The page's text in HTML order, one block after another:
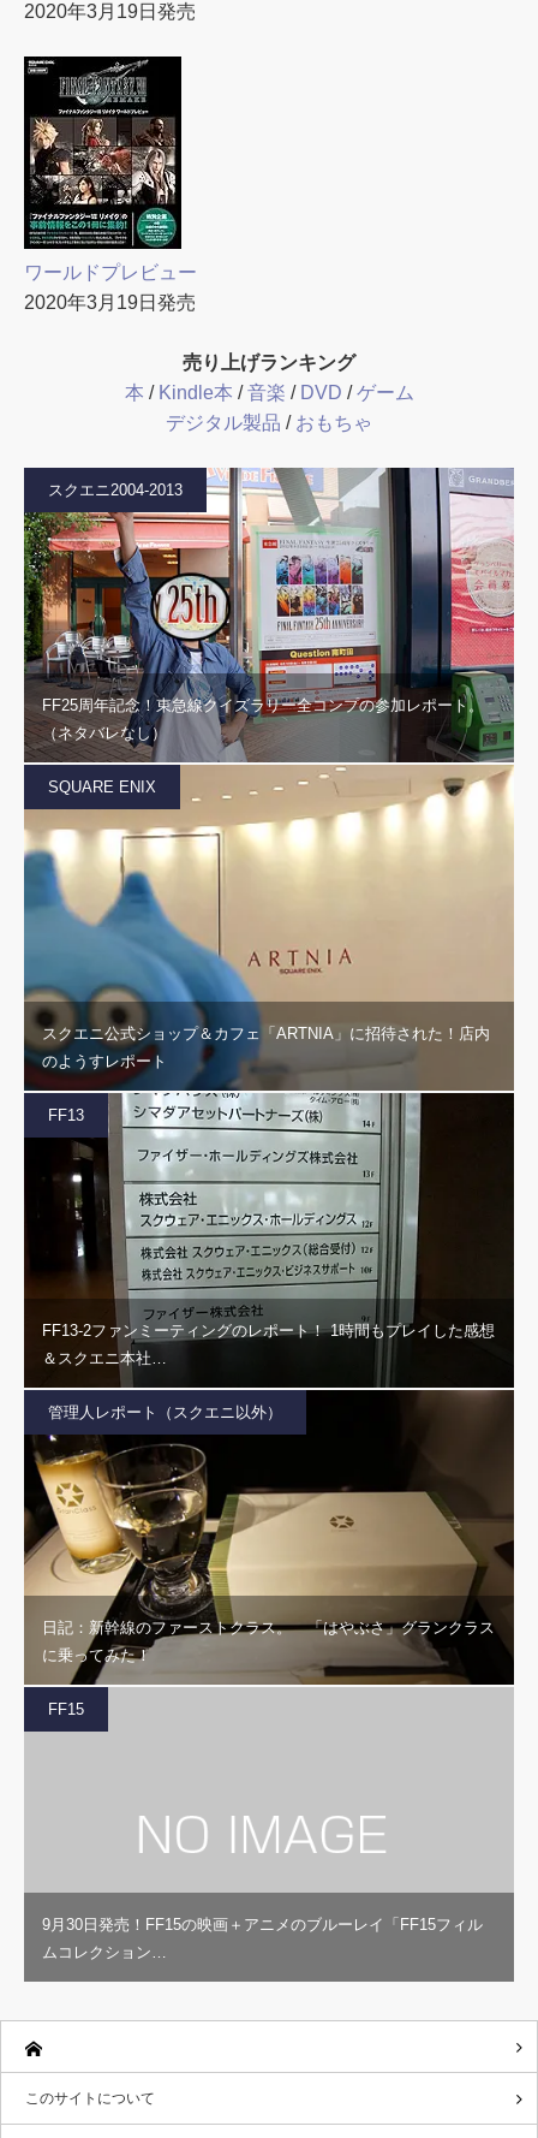
2020年3月19日発売
ワールドプレビュー
2020年3月19日発売
売り上げランキング
本 / Kindle本 /音楽 / DVD /ゲーム
デジタル製品 / おもちゃ
スクエニ2004-2013
FF25周年記念！東急線クイズラリー全コンプの参加レポート。
（ネタバレなし）
SQUARE ENIX
スクエニ公式ショップ＆カフェ「ARTNIA」に招待された！店内
のようすレポート
FF13
FF13-2ファンミーティングのレポート！ 1時間もプレイした感想
＆スクエニ本社…
管理人レポート（スクエニ以外）
日記：新幹線のファーストクラス。 「はやぶさ」グランクラス
に乗ってみた！
FF15
9月30日発売！FF15の映画＋アニメのブルーレイ「FF15フィル
ムコレクション…
このサイトについて